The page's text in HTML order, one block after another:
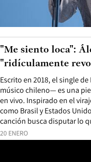
20 ENERO
Escrito en 2018, el single
músico chileno— es una
en vivo. Inspirado en el
como Brasil y Estados
canción busca disputar lo
"Me siento loca":
"ridículamente